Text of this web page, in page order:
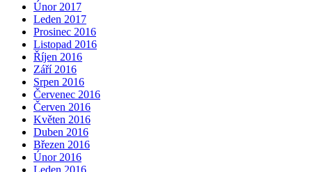
Únor 2017
Leden 2017
Prosinec 2016
Listopad 2016
Říjen 2016
Září 2016
Srpen 2016
Červenec 2016
Červen 2016
Květen 2016
Duben 2016
Březen 2016
Únor 2016
Leden 2016